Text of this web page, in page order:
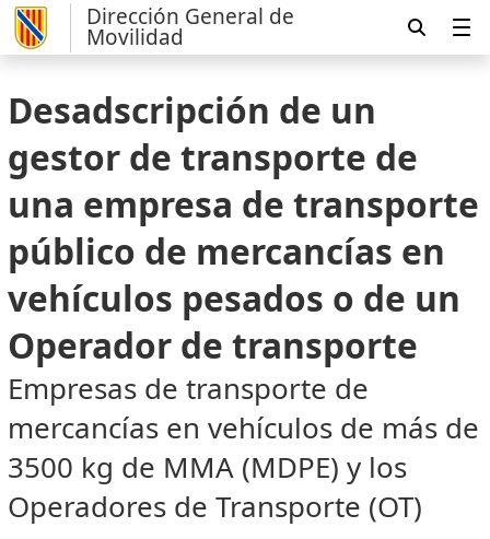
Dirección General de
Movilidad
Desadscripción de un
gestor de transporte de
una empresa de transporte
público de mercancías en
vehículos pesados o de un
Operador de transporte
Empresas de transporte de
mercancías en vehículos de más de
3500 kg de MMA (MDPE) y los
Operadores de Transporte (OT)